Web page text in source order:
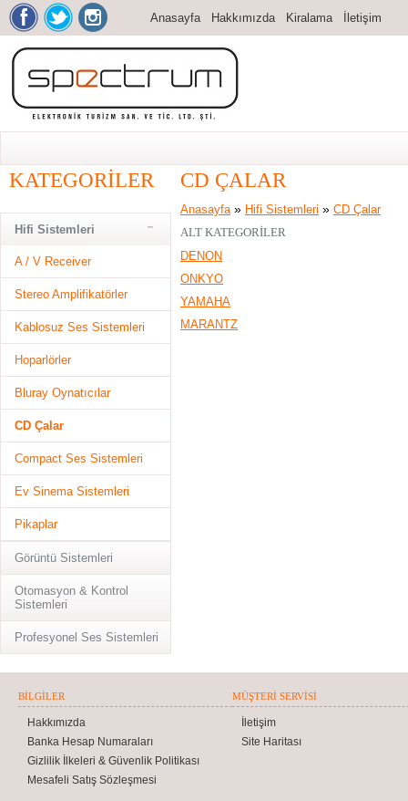
Anasayfa Hakkımızda Kiralama İletişim
KATEGORILER
Hifi Sistemleri
A / V Receiver
Stereo Amplifikatörler
Kablosuz Ses Sistemleri
Hoparlörler
Bluray Oynatıcılar
CD Çalar
Compact Ses Sistemleri
Ev Sinema Sistemleri
Pikaplar
Görüntü Sistemleri
Otomasyon & Kontrol
Sistemleri
Profesyonel Ses Sistemleri
CD ÇALAR
Anasayfa » Hifi Sistemleri » CD Çalar
ALT KATEGORILER
DENON
ONKYO
YAMAHA
MARANTZ
BILGILER
Hakkımızda
Banka Hesap Numaraları
Gizlilik İlkeleri & Güvenlik Politikası
Mesafeli Satış Sözleşmesi
MÜŞTERI SERVISI
İletişim
Site Haritası